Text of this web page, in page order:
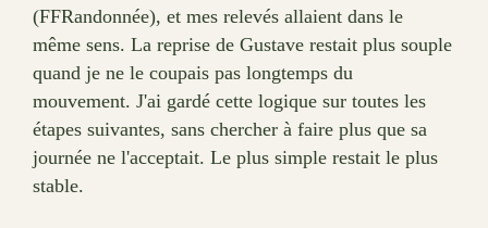
(FFRandonnée), et mes relevés allaient dans le
même sens. La reprise de Gustave restait plus souple
quand je ne le coupais pas longtemps du
mouvement. J'ai gardé cette logique sur toutes les
étapes suivantes, sans chercher à faire plus que sa
journée ne l'acceptait. Le plus simple restait le plus
stable.